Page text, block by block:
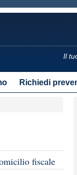
Il
Richiedi
fiscale